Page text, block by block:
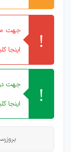
جهت
اینجا
جهت
اینجا
بروزرسانی